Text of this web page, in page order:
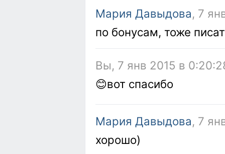
Мария Давыдова, 7
по бонусам, тоже
Вы, 7 янв 2015 в
😊вот спасибо
Мария Давыдова, 7
хорошо)